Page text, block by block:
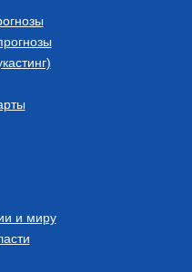
и миру